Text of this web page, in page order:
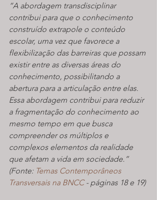
“A abordagem transdisciplinar
contribui para que o conhecimento
construído extrapole o conteúdo
escolar, uma vez que favorece a
flexibilização das barreiras que possam
existir entre as diversas áreas do
conhecimento, possibilitando a
abertura para a articulação entre elas.
Essa abordagem contribui para reduzir
a fragmentação do conhecimento ao
mesmo tempo em que busca
compreender os múltiplos e
complexos elementos da realidade
que afetam a vida em sociedade.”
(Fonte: Temas Contemporâneos
Transversais na BNCC - páginas 18 e 19)